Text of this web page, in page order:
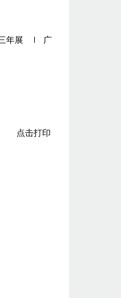
年展
广
点击打印